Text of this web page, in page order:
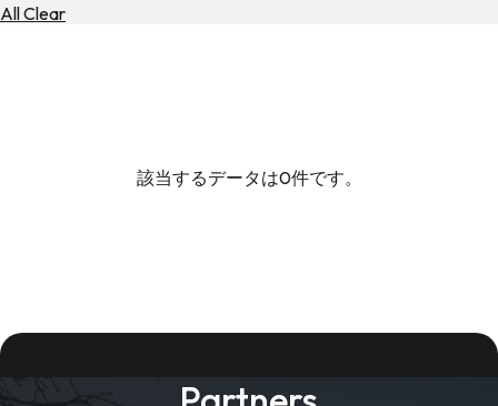
All Clear
該当するデータは0件です。